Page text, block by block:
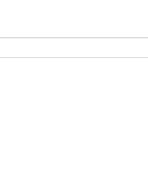
dans un environnement très
supplémentaire.
peut être vendue entièrement
immatriculé au RSAC de